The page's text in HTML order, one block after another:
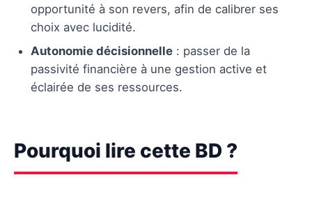
opportunité à son revers, afin de calibrer ses
choix avec lucidité.
Autonomie décisionnelle : passer de la
passivité financière à une gestion active et
éclairée de ses ressources.
Pourquoi lire cette BD ?